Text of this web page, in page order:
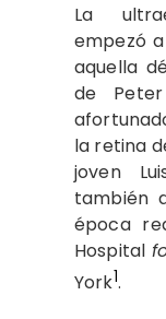
La
empezó
aquella
de
la retina
joven
también
época
Hospital
York1.